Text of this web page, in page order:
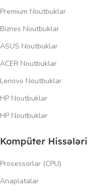
Premium Noutbuklar
Biznes Noutbuklar
ASUS Noutbuklar
ACER Noutbuklar
Lenovo Noutbuklar
HP Noutbuklar
HP Noutbuklar
Kompüter Hissələri
Prosessorlar (CPU)
Anaplatalar